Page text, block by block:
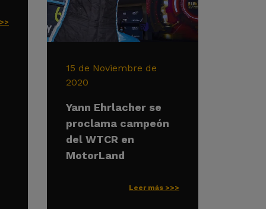
15 de Noviembre de
2020
Yann Ehrlacher se
proclama campeón
del WTCR en
MotorLand
Leer más >>>